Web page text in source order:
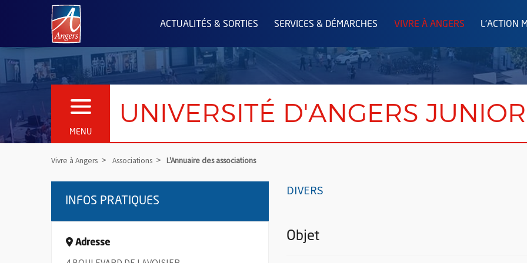
Angers.fr : Retour à l'accueil
ACTUALITÉS & SORTIES SERVICES & DÉMARCHES VIVRE À ANGERS L'ACTION
MENU
OUVRIR LE MENU UNIVERSITÉ D'ANGERS
Vivre à Angers Associations L'Annuaire des associations
DIVERS
Objet
INFOS PRATIQUES
Adresse